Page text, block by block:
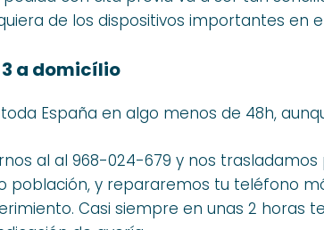
de los dispositivos importantes en
3 a domicílio
España en algo menos de 48h,
al al 968-024-679 y nos
población, y repararemos tu teléfono
Casi siempre en unas 2 horas